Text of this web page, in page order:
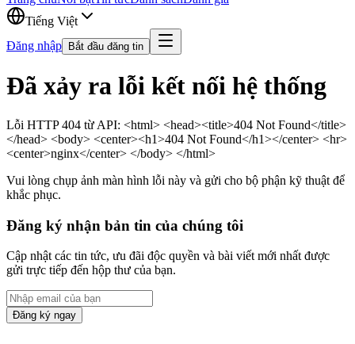
Tiếng Việt
Đăng nhập
Bắt đầu đăng tin
Đã xảy ra lỗi kết nối hệ thống
Lỗi HTTP 404 từ API: <html> <head><title>404 Not Found</title>
</head> <body> <center><h1>404 Not Found</h1></center> <hr>
<center>nginx</center> </body> </html>
Vui lòng chụp ảnh màn hình lỗi này và gửi cho bộ phận kỹ thuật để
khắc phục.
Đăng ký nhận bản tin của chúng tôi
Cập nhật các tin tức, ưu đãi độc quyền và bài viết mới nhất được
gửi trực tiếp đến hộp thư của bạn.
Đăng ký ngay